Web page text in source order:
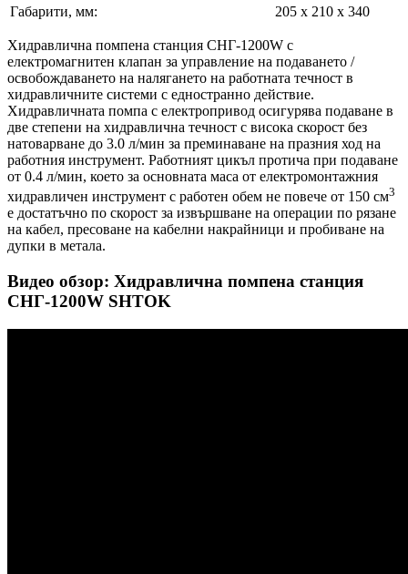
Габарити, мм:
205 х 210 х 340
Хидравлична помпена станция СНГ-1200W с
електромагнитен клапан за управление на подаването /
освобождаването на налягането на работната течност в
хидравличните системи с едностранно действие.
Хидравличната помпа с електропривод осигурява подаване в
две степени на хидравлична течност с висока скорост без
натоварване до 3.0 л/мин за преминаване на празния ход на
работния инструмент. Работният цикъл протича при подаване
от 0.4 л/мин, което за основната маса от електромонтажния
хидравличен инструмент с работен обем не повече от 150 см3
е достатъчно по скорост за извършване на операции по рязане
на кабел, пресоване на кабелни накрайници и пробиване на
дупки в метала.
Видео обзор: Хидравлична помпена станция
СНГ-1200W SHTOK